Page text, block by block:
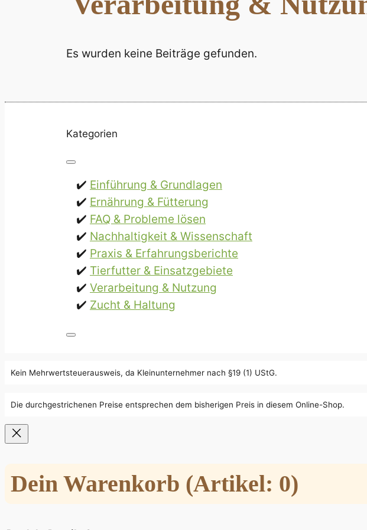
Es wurden keine Beiträge gefunden.
Kategorien
Einführung & Grundlagen
Ernährung & Fütterung
FAQ & Probleme lösen
Nachhaltigkeit & Wissenschaft
Praxis & Erfahrungsberichte
Tierfutter & Einsatzgebiete
Verarbeitung & Nutzung
Zucht & Haltung
Kein Mehrwertsteuerausweis, da Kleinunternehmer nach §19 (1) UStG.
Die durchgestrichenen Preise entsprechen dem bisherigen Preis in diesem Online-Shop.
Dein Warenkorb (Artikel: 0)